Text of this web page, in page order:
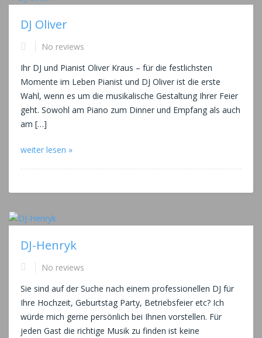
DJ Oliver
No reviews
Ihr DJ und Pianist Oliver Kraus – für die festlichsten
Momente im Leben Pianist und DJ Oliver ist die erste
Wahl, wenn es um die musikalische Gestaltung Ihrer Feier
geht. Sowohl am Piano zum Dinner und Empfang als auch
am […]
weiter lesen »
DJ-Henryk
No reviews
Sie sind auf der Suche nach einem professionellen DJ für
Ihre Hochzeit, Geburtstag Party, Betriebsfeier etc? Ich
würde mich gerne persönlich bei Ihnen vorstellen. Für
jeden Gast die richtige Musik zu finden ist keine